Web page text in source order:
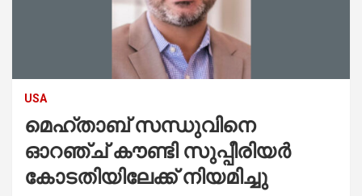
USA
മെഹ്താബ് സന്ധുവിനെ
ഓറഞ്ച് കൗണ്ടി സുപ്പീരിയർ
കോടതിയിലേക്ക് നിയമിച്ചു